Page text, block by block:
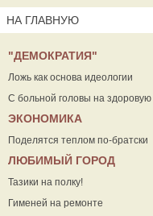
НА ГЛАВНУЮ
"ДЕМОКРАТИЯ"
Ложь как основа идеологии
С больной головы на здоровую
ЭКОНОМИКА
Поделятся теплом по-братски
ЛЮБИМЫЙ ГОРОД
Тазики на полку!
Гименей на ремонте